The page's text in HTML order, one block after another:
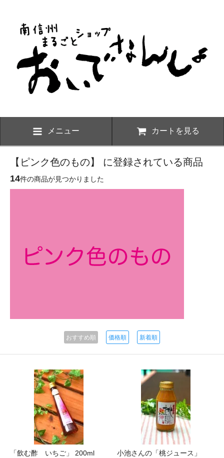
メニュー カートを見る
【ピンク色のもの】 に登録されている商品
14件の商品が見つかりました
おすすめ順 価格順 新着順
「飲む酢 いちご」 200ml
小池さんの「桃ジュース」